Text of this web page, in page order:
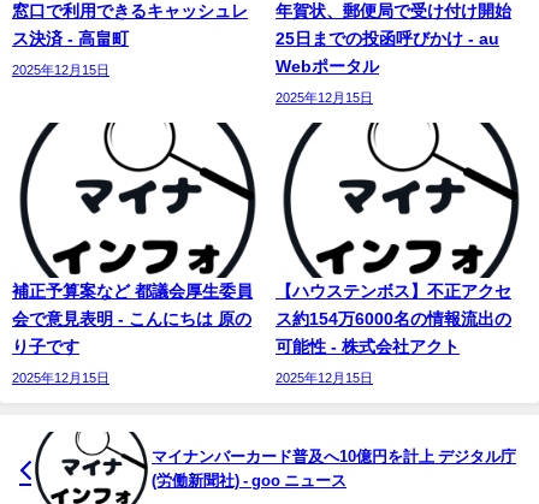
窓口で利用できるキャッシュレ
ス決済 - 高畠町
2025年12月15日
年賀状、郵便局で受け付け開始
25日までの投函呼びかけ - au
Webポータル
2025年12月15日
補正予算案など 都議会厚生委員
会で意見表明 - こんにちは 原の
り子です
2025年12月15日
【ハウステンボス】不正アクセ
ス約154万6000名の情報流出の
可能性 - 株式会社アクト
2025年12月15日
マイナンバーカード普及へ10億円を計上 デジタル庁
(労働新聞社) - goo ニュース